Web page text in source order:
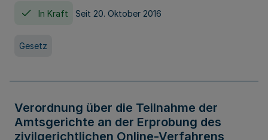
In Kraft Seit 20. Oktober 2016
Gesetz
Verordnung über die Teilnahme der
Amtsgerichte an der Erprobung des
zivilgerichtlichen Online-Verfahrens